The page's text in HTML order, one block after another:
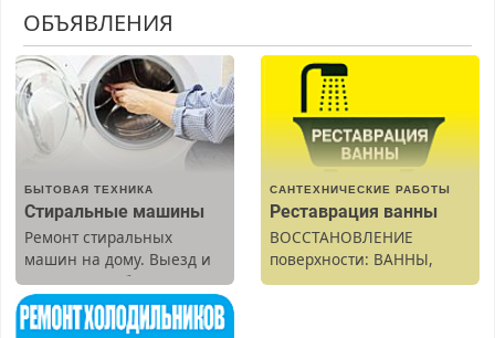
ОБЪЯВЛЕНИЯ
БЫТОВАЯ ТЕХНИКА
Стиральные машины
Ремонт стиральных
машин на дому. Выезд и
диагностика бесплатно.
Предусмотрены скидки.
САНТЕХНИЧЕСКИЕ РАБОТЫ
Реставрация ванны
ВОССТАНОВЛЕНИЕ
поверхности: ВАННЫ,
раковины, подоконника.